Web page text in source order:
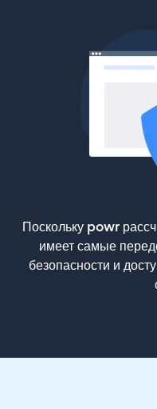
Поскольку powr
имеет самые
безопасности и